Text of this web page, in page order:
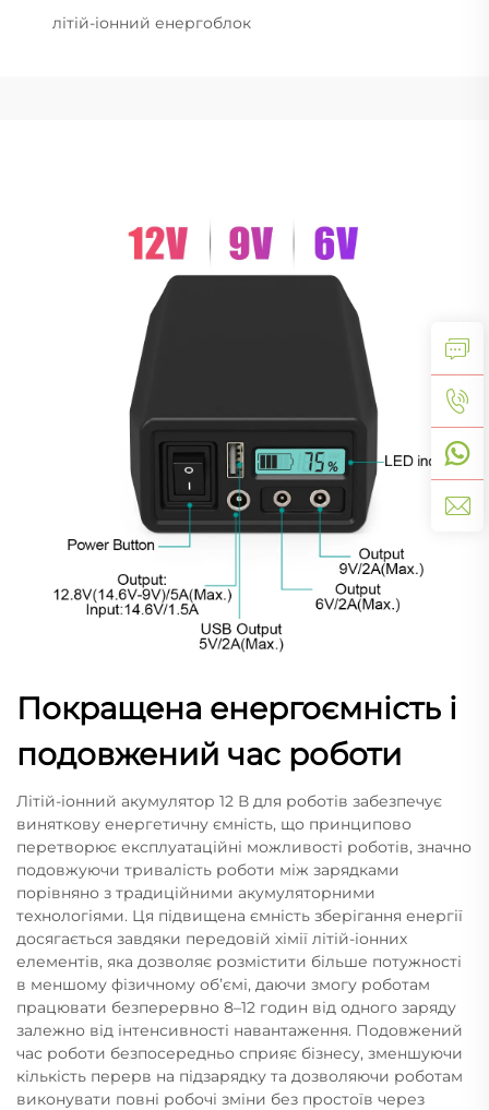
літій-іонний енергоблок
Покращена енергоємність і
подовжений час роботи
Літій-іонний акумулятор 12 В для роботів забезпечує
виняткову енергетичну ємність, що принципово
перетворює експлуатаційні можливості роботів, значно
подовжуючи тривалість роботи між зарядками
порівняно з традиційними акумуляторними
технологіями. Ця підвищена ємність зберігання енергії
досягається завдяки передовій хімії літій-іонних
елементів, яка дозволяє розмістити більше потужності
в меншому фізичному об’ємі, даючи змогу роботам
працювати безперервно 8–12 годин від одного заряду
залежно від інтенсивності навантаження. Подовжений
час роботи безпосередньо сприяє бізнесу, зменшуючи
кількість перерв на підзарядку та дозволяючи роботам
виконувати повні робочі зміни без простоїв через